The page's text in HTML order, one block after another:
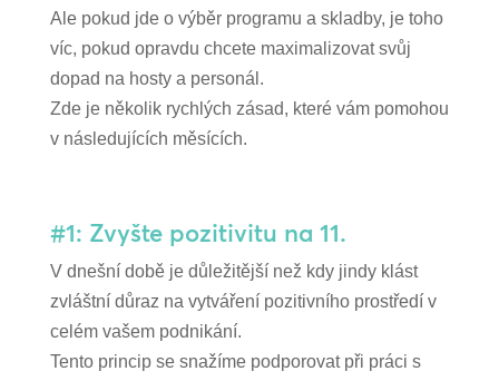
Ale pokud jde o výběr programu a skladby, je toho
víc, pokud opravdu chcete maximalizovat svůj
dopad na hosty a personál.
Zde je několik rychlých zásad, které vám pomohou
v následujících měsících.
#1: Zvyšte pozitivitu na 11.
V dnešní době je důležitější než kdy jindy klást
zvláštní důraz na vytváření pozitivního prostředí v
celém vašem podnikání.
Tento princip se snažíme podporovat při práci s